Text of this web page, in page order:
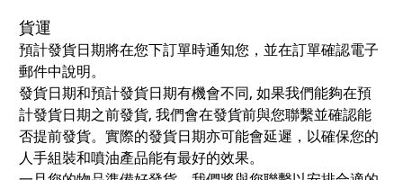
貨運
預計發貨日期將在您下訂單時通知您，並在訂單確認電子
郵件中說明。
發貨日期和預計發貨日期有機會不同, 如果我們能夠在預
計發貨日期之前發貨, 我們會在發貨前與您聯繫並確認能
否提前發貨。實際的發貨日期亦可能會延遲，以確保您的
人手組裝和噴油產品能有最好的效果。